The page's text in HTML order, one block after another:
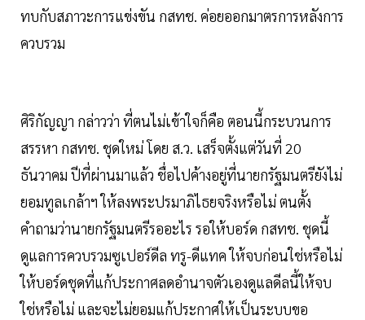
ทบกับสภาวะการแข่งขัน กสทช. ค่อยออกมาตรการหลังการ
ควบรวม
ศิริกัญญา กล่าวว่า ที่ตนไม่เข้าใจก็คือ ตอนนี้กระบวนการ
สรรหา กสทช. ชุดใหม่ โดย ส.ว. เสร็จตั้งแต่วันที่ 20
ธันวาคม ปีที่ผ่านมาแล้ว ชื่อไปค้างอยู่ที่นายกรัฐมนตรียังไม่
ยอมทูลเกล้าฯ ให้ลงพระปรมาภิไธยจริงหรือไม่ ตนตั้ง
คำถามว่านายกรัฐมนตรีรออะไร รอให้บอร์ด กสทช. ชุดนี้
ดูแลการควบรวมซูเปอร์ดีล ทรู-ดีแทค ให้จบก่อนใช่หรือไม่
ให้บอร์ดชุดที่แก้ประกาศลดอำนาจตัวเองดูแลดีลนี้ให้จบ
ใช่หรือไม่ และจะไม่ยอมแก้ประกาศให้เป็นระบบขอ